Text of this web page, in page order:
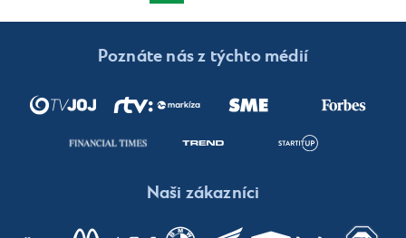
Poznáte nás z týchto médií
Naši zákazníci